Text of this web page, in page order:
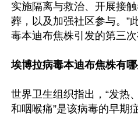
实施隔离与救治、开展接
葬，以及加强社区参与。”
毒本迪布焦株引发的第三次
埃博拉病毒本迪布焦株有哪
世界卫生组织指出，“发热
和咽喉痛”是该病毒的早期